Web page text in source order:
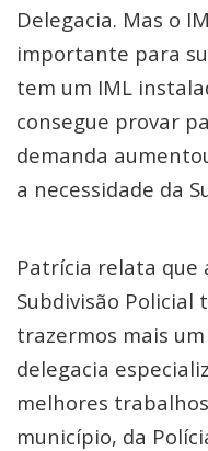
Delegacia. Mas o
importante para
tem um IML
consegue provar
demanda
a necessidade da
Patrícia relata que
Subdivisão Policial
trazermos mais
delegacia
melhores
município, da